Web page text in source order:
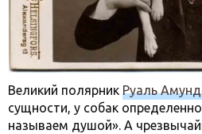
Великий полярник Руаль
сущности, у собак
называем душой». А